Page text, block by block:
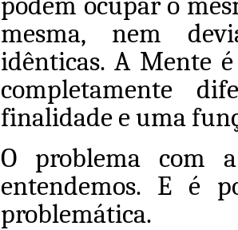
mesma, nem
idênticas. A Mente
completamente
finalidade e uma
O problema com
entendemos. E é
problemática.